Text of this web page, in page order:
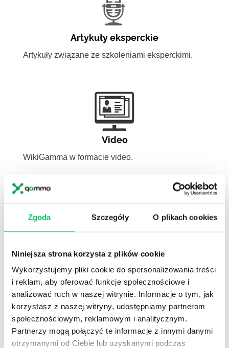
Zgoda Szczegóły O plikach cookies
Niniejsza strona korzysta z plików cookie
Wykorzystujemy pliki cookie do spersonalizowania treści
i reklam, aby oferować funkcje społecznościowe i
analizować ruch w naszej witrynie. Informacje o tym, jak
korzystasz z naszej witryny, udostępniamy partnerom
społecznościowym, reklamowym i analitycznym.
Partnerzy mogą połączyć te informacje z innymi danymi
otrzymanymi od Ciebie lub uzyskanymi podczas
Artykuły eksperckie
Artykuły związane ze szkoleniami eksperckimi.
Video
WikiGamma w formacie video.
zawodów.
Artykuły,Artykuły cd.,Prawo
Standardowe informacje z obszaru szkoleń.